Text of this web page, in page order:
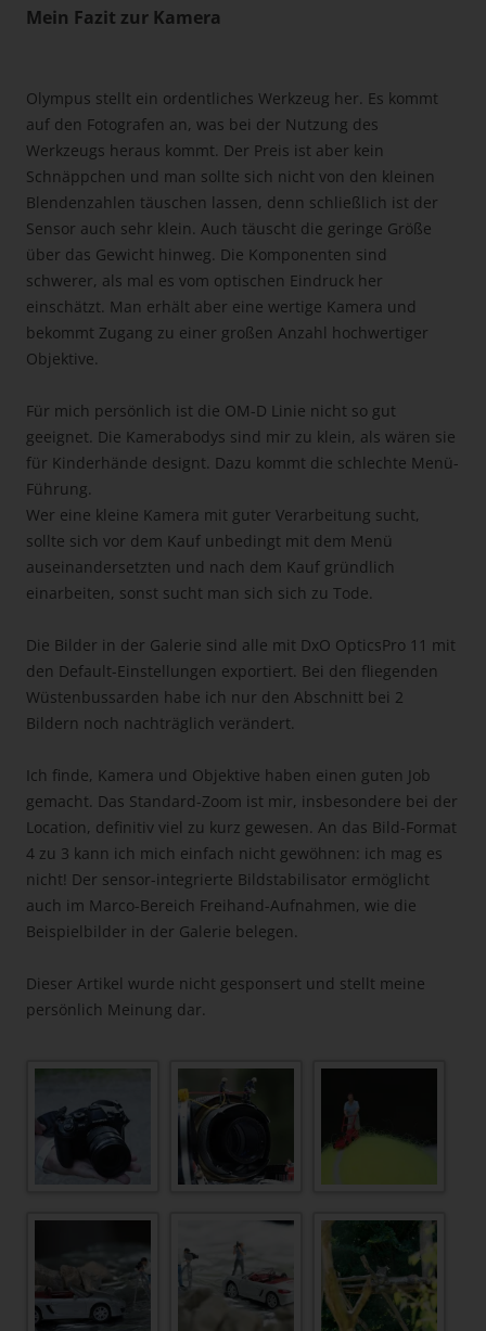
Mein Fazit zur Kamera
Olympus stellt ein ordentliches Werkzeug her. Es kommt
auf den Fotografen an, was bei der Nutzung des
Werkzeugs heraus kommt. Der Preis ist aber kein
Schnäppchen und man sollte sich nicht von den kleinen
Blendenzahlen täuschen lassen, denn schließlich ist der
Sensor auch sehr klein. Auch täuscht die geringe Größe
über das Gewicht hinweg. Die Komponenten sind
schwerer, als mal es vom optischen Eindruck her
einschätzt. Man erhält aber eine wertige Kamera und
bekommt Zugang zu einer großen Anzahl hochwertiger
Objektive.
Für mich persönlich ist die OM-D Linie nicht so gut
geeignet. Die Kamerabodys sind mir zu klein, als wären sie
für Kinderhände designt. Dazu kommt die schlechte Menü-
Führung.
Wer eine kleine Kamera mit guter Verarbeitung sucht,
sollte sich vor dem Kauf unbedingt mit dem Menü
auseinandersetzten und nach dem Kauf gründlich
einarbeiten, sonst sucht man sich sich zu Tode.
Die Bilder in der Galerie sind alle mit DxO OpticsPro 11 mit
den Default-Einstellungen exportiert. Bei den fliegenden
Wüstenbussarden habe ich nur den Abschnitt bei 2
Bildern noch nachträglich verändert.
Ich finde, Kamera und Objektive haben einen guten Job
gemacht. Das Standard-Zoom ist mir, insbesondere bei der
Location, definitiv viel zu kurz gewesen. An das Bild-Format
4 zu 3 kann ich mich einfach nicht gewöhnen: ich mag es
nicht! Der sensor-integrierte Bildstabilisator ermöglicht
auch im Marco-Bereich Freihand-Aufnahmen, wie die
Beispielbilder in der Galerie belegen.
Dieser Artikel wurde nicht gesponsert und stellt meine
persönlich Meinung dar.